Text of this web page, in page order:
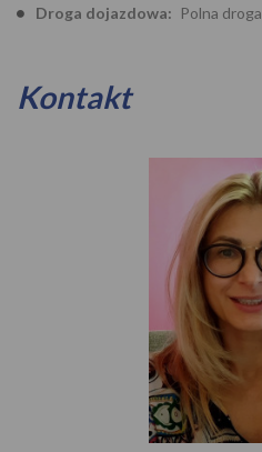
Droga dojazdowa: Polna droga
Kontakt